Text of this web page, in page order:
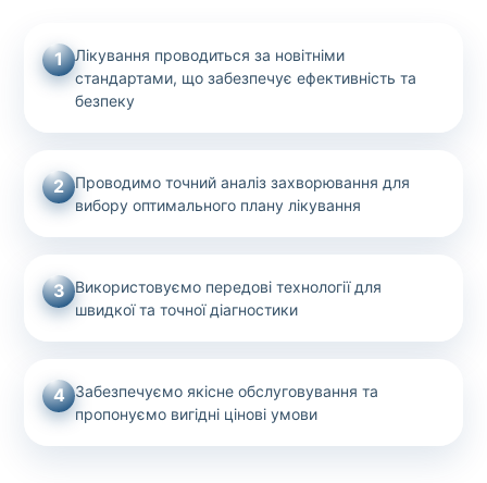
1
Лікування проводиться за новітніми
стандартами, що забезпечує ефективність та
безпеку
2
Проводимо точний аналіз захворювання для
вибору оптимального плану лікування
3 Використовуємо передові технології для
швидкої та точної діагностики
4 Забезпечуємо якісне обслуговування та
пропонуємо вигідні цінові умови